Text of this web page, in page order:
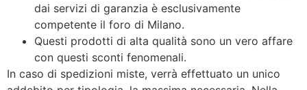
dai servizi di garanzia è esclusivamente
competente il foro di Milano.
Questi prodotti di alta qualità sono un vero affare
con questi sconti fenomenali.
In caso di spedizioni miste, verrà effettuato un unico